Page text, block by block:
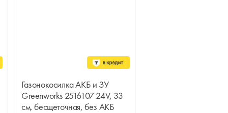
Газонокосилка АКБ и ЗУ
Greenworks 2516107 24V, 33
см, бесщеточная, без АКБ